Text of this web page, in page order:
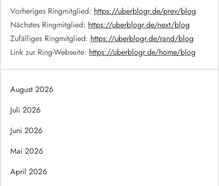
Vorheriges Ringmitglied: https://uberblogr.de/prev/blog
Nächstes Ringmitglied: https://uberblogr.de/next/blog
Zufälliges Ringmitglied: https://uberblogr.de/rand/blog
Link zur Ring-Webseite: https://uberblogr.de/home/blog
August 2026
Juli 2026
Juni 2026
Mai 2026
April 2026